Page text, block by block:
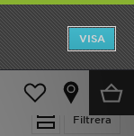
VISA
Filtrera